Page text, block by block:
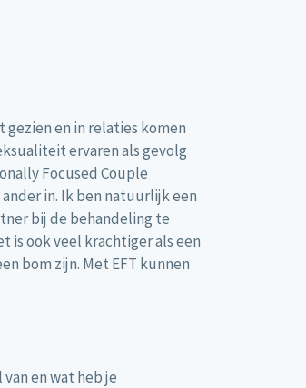
en in relaties komen
ervaren als gevolg
Focused Couple
in. Ik ben natuurlijk een
bij de behandeling te
is ook veel krachtiger als een
bom zijn. Met EFT kunnen
en wat heb je